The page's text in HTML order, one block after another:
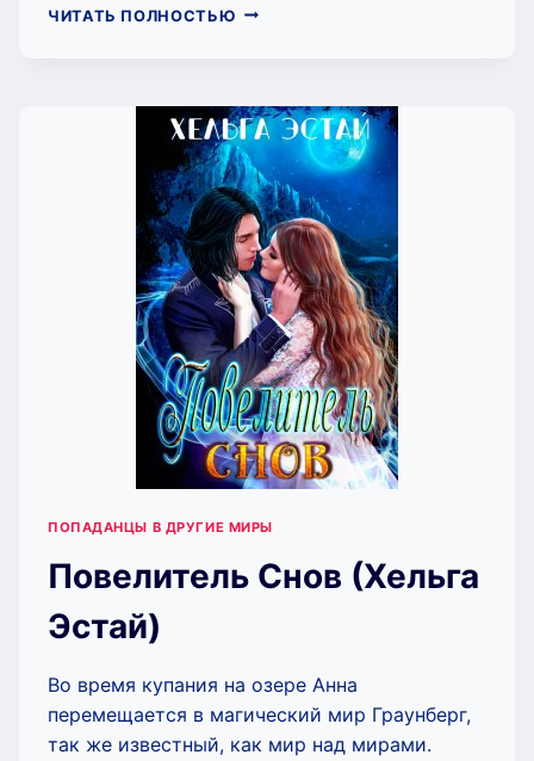
ЧИТАТЬ ПОЛНОСТЬЮ ОТБОР
КОРОЛЕВЫ
(ХЕЛЬГА
ЭСТАЙ)
ПОПАДАНЦЫ В ДРУГИЕ МИРЫ
Повелитель Снов (Хельга
Эстай)
Во время купания на озере Анна
перемещается в магический мир Граунберг,
так же известный, как мир над мирами.